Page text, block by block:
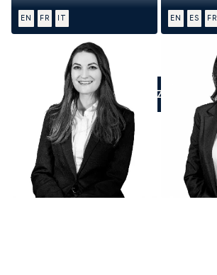
EN FR IT EN ES FR
APPELEZ-NOUS